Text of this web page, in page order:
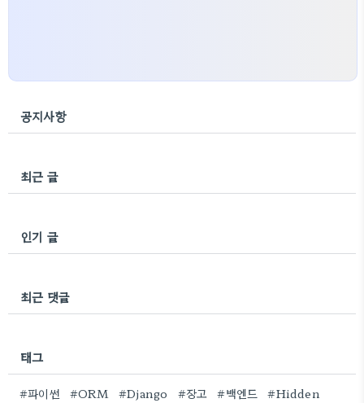
공지사항
최근 글
인기 글
최근 댓글
태그
#파이썬 #ORM #Django #장고 #백엔드 #Hidden